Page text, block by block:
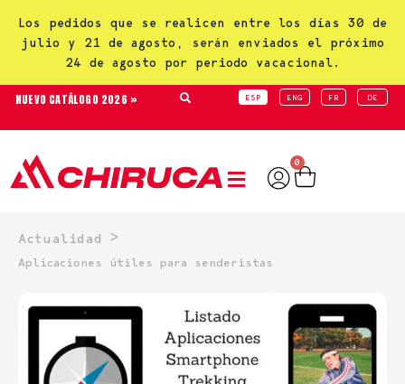
Los pedidos que se realicen entre los días 30 de
julio y 21 de agosto, serán enviados el próximo
24 de agosto por periodo vacacional.
NUEVO CATÁLOGO 2026 » ESP ENG FR DE
0
Actualidad >
Aplicaciones útiles para senderistas